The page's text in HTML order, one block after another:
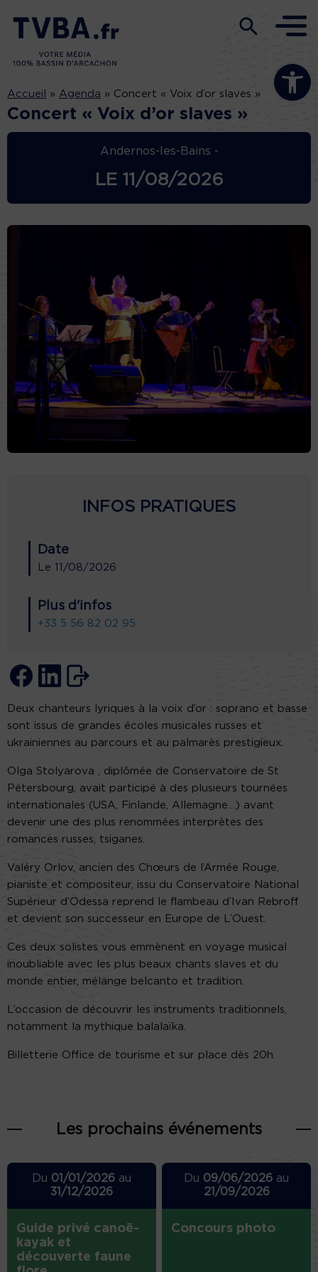
Ouvrir la
Accueil » Agenda » Concert « Voix d’or slaves »
Concert « Voix d’or slaves »
Andernos-les-Bains -
LE 11/08/2026
INFOS PRATIQUES
Date
Le 11/08/2026
Plus d'infos
+33 5 56 82 02 95
Deux chanteurs lyriques à la voix d’or : soprano et basse
sont issus de grandes écoles musicales russes et
ukrainiennes au parcours et au palmarès prestigieux.
Olga Stolyarova , diplômée de Conservatoire de St
Pétersbourg, avait participé à des plusieurs tournées
internationales (USA, Finlande, Allemagne…) avant
devenir une des plus renommées interprètes des
romances russes, tsiganes.
Valéry Orlov, ancien des Chœurs de l’Armée Rouge,
pianiste et compositeur, issu du Conservatoire National
Supérieur d’Odessa reprend le flambeau d’Ivan Rebroff
et devient son successeur en Europe de L’Ouest.
Ces deux solistes vous emmènent en voyage musical
inoubliable avec les plus beaux chants slaves et du
monde entier, mélange belcanto et tradition.
L’occasion de découvrir les instruments traditionnels,
notamment la mythique balalaïka.
Billetterie Office de tourisme et sur place dès 20h.
Les prochains événements
Du 01/01/2026au
31/12/2026
Guide privé canoë-
kayak et
découverte faune
Du 09/06/2026 au
21/09/2026
Concours photo